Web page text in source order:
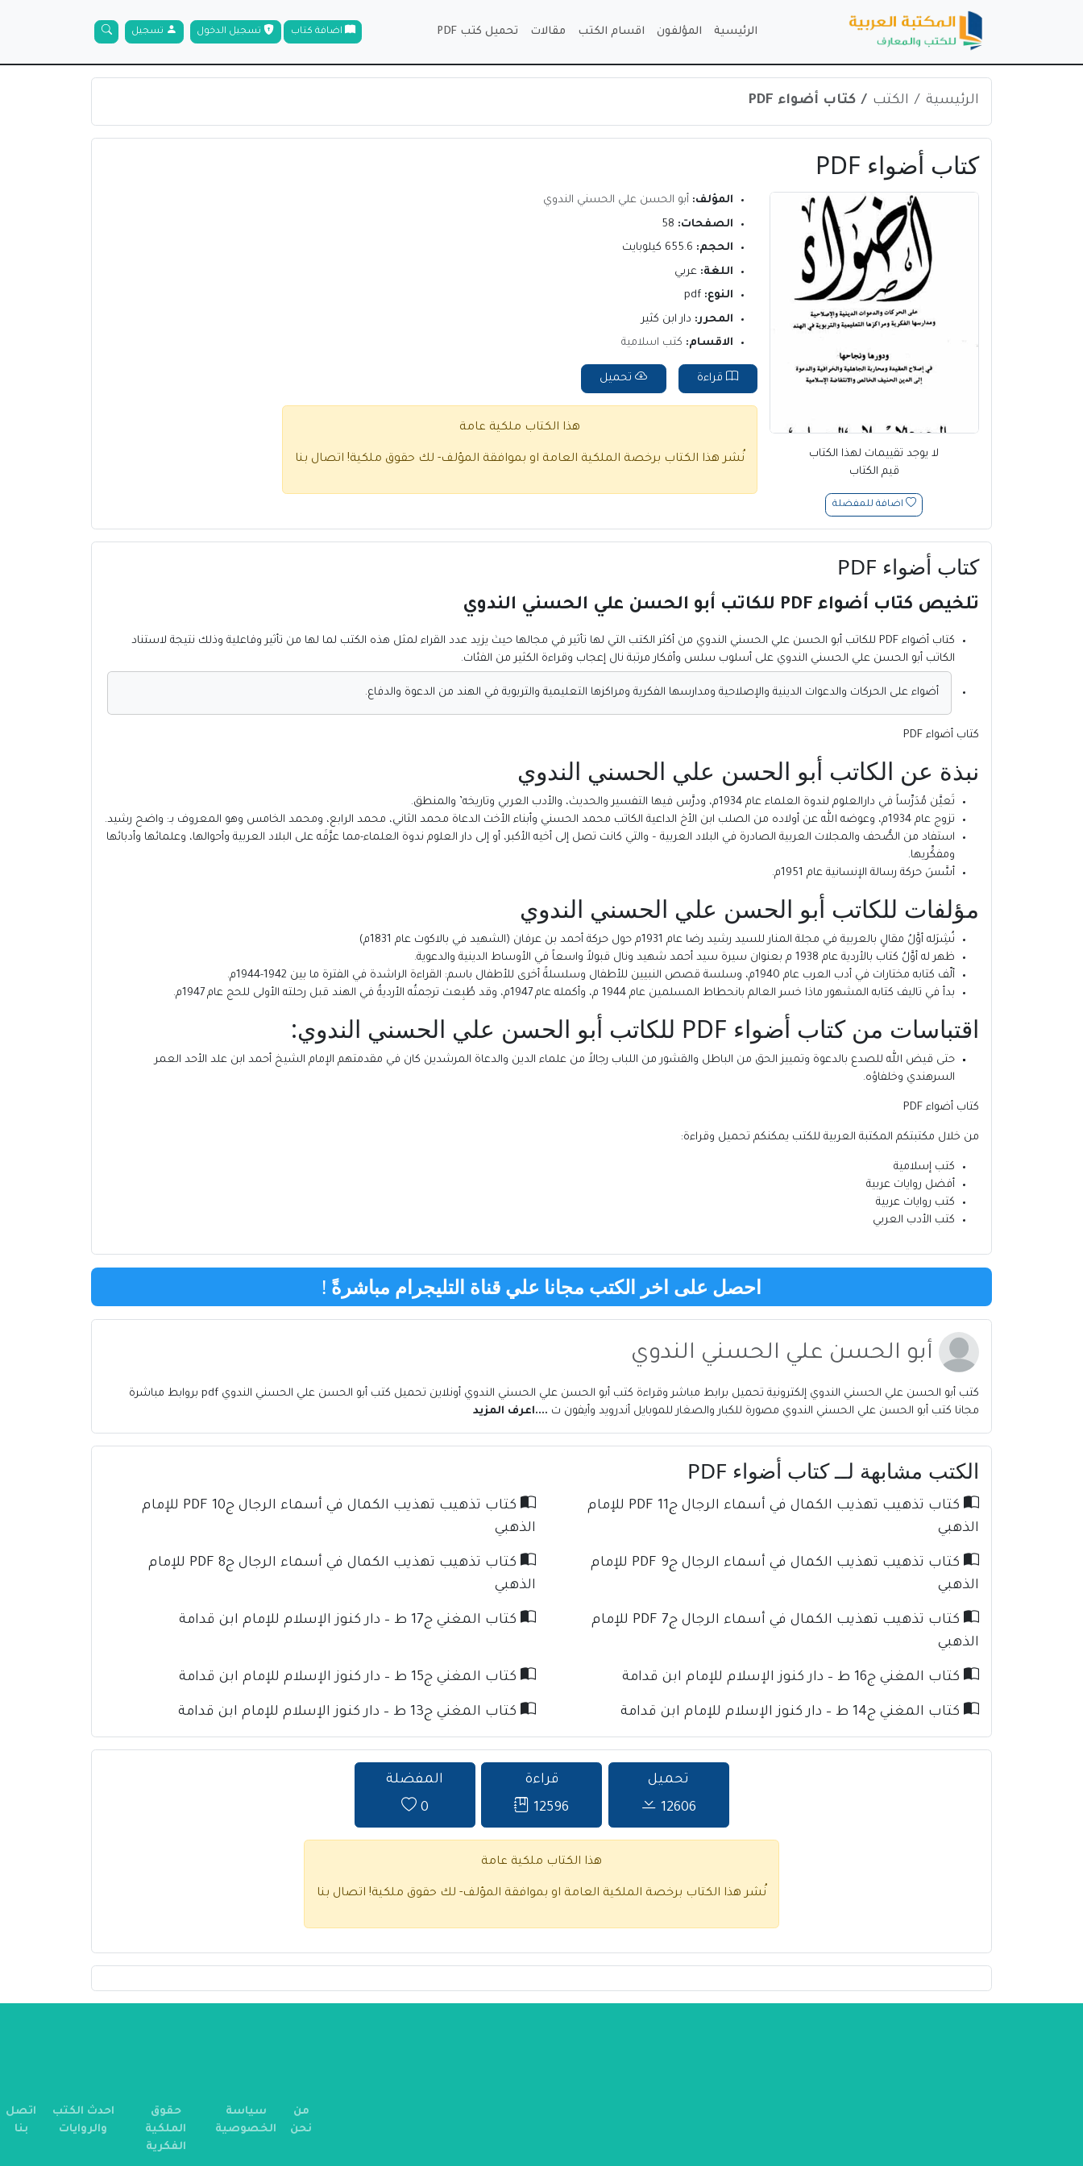
الرئيسية المؤلفون اقسام الكتب مقالات تحميل كتب PDF
الرئيسية الكتب كتاب أضواء PDF
كتاب أضواء PDF
لا يوجد تقييمات لهذا الكتاب
قيم الكتاب
اضافة للمفضلة
المؤلف: أبو الحسن علي الحسني الندوي
الصفحات:
الحجم:
اللغة: عربي
النوع: pdf
المحرر: دار ابن كثير
الاقسام: كتب اسلامية
قراءة تحميل
هذا الكتاب ملكية عامة
نُشر هذا الكتاب برخصة الملكية العامة او بموافقة المؤلف- لك حقوق ملكية! اتصال بنا
كتاب أضواء PDF
تلخيص كتاب أضواء PDF للكاتب أبو الحسن علي الحسني الندوي
كتاب أضواء PDF للكاتب أبو الحسن علي الحسني الندوي من أكثر الكتب التي لها تأثير في مجالها حيث يزيد عدد القراء لمثل هذه الكتب لما لها من تأثير وفاعلية وذلك نتيجة لاستناد
الكاتب أبو الحسن علي الحسني الندوي على أسلوب سلس وأفكار مرتبة نال إعجاب وقراءة الكثير من الفئات.
أضواء على الحركات والدعوات الدينية والإصلاحية ومدارسها الفكرية ومراكزها التعليمية والتربوية في الهند من الدعوة والدفاع.
كتاب أضواء PDF
نبذة عن الكاتب أبو الحسن علي الحسني الندوي
تَعيَّن مُدَرِّساً في دارالعلوم لندوة العلماء عام 1934م، ودرَّس فيها التفسير والحديث، والأدب العربي وتاريخه’ والمنطق.
تزوج عام 1934م، وعوضه الله عن أولاده من الصلب ابن الأخ الداعية الكاتب محمد الحسني وأبناء الأخت الدعاة محمد الثاني، محمد الرابع، ومحمد الخامس وهو المعروف بـ: واضح رشيد.
استفاد من الصُّحف والمجلات العربية الصادرة في البلاد العربية – والتي كانت تصل إلى أخيه الأكبر، أو إلى دار العلوم ندوة العلماء-مما عرَّفَه على البلاد العربية وأحوالها، وعلمائها وأدبائها
ومفكِّريها.
أسَّسَ حركة رسالة الإنسانية عام 1951م.
مؤلفات للكاتب أبو الحسن علي الحسني الندوي
نُشِرَله أوَّلُ مقالٍ بالعربية في مجلة المنار للسيد رشيد رضا عام 1931م حول حركة أحمد بن عرفان (الشهيد في بالاكوت عام 1831م)
ظهر له أوَّلُ كتاب بالأردية عام 1938 م بعنوان سيرة سيد أحمد شهيد ونال قبولاً واسعاً في الأوساط الدينية والدعوية.
ألّف كتابه مختارات في أدب العرب عام 1940م، وسلسة قصص النبيين للأطفال وسلسلةً أخرى للأطفال باسم: القراءة الراشدة في الفترة ما بين 1942-1944م.
بدأ في تاليف كتابه المشهور ماذا خسر العالم بانحطاط المسلمين عام 1944 م، وأكمله عام 1947م، وقد طُبِعت ترجمتُه الأرديةُ في الهند قبل رحلته الأولى للحج عام 1947م.
اقتباسات من كتاب أضواء PDF للكاتب أبو الحسن علي الحسني الندوي:
حتى قيض الله للصدع بالدعوة وتمييز الحق من الباطل والقشور من اللباب رجالاً من علماء الدين والدعاة المرشدين كان في مقدمتهم الإمام الشيخ أحمد ابن علد الأحد العمر
السرهندي وخلفاؤه.
كتاب أضواء PDF
من خلال مكتبتكم المكتبة العربية للكتب يمكنكم تحميل وقراءة:
كتب إسلامية
أفضل روايات عربية
كتب روايات عربية
كتب الأدب العربي
احصل على اخر الكتب مجانا علي قناة التليجرام مباشرةً !
أبو الحسن علي الحسني الندوي
كتب أبو الحسن علي الحسني الندوي إلكترونية تحميل برابط مباشر وقراءة كتب أبو الحسن علي الحسني الندوي أونلاين تحميل كتب أبو الحسن علي الحسني الندوي pdf بروابط مباشرة
مجانا كتب أبو الحسن علي الحسني الندوي مصورة للكبار والصغار للموبايل أندرويد وأيفون ت ....اعرف المزيد
الكتب مشابهة لــ كتاب أضواء PDF
كتاب تذهيب تهذيب الكمال في أسماء الرجال ج11 PDF للإمام
الذهبي
كتاب تذهيب تهذيب الكمال في أسماء الرجال ج10 PDF للإمام
الذهبي
كتاب تذهيب تهذيب الكمال في أسماء الرجال ج9 PDF للإمام
الذهبي
كتاب تذهيب تهذيب الكمال في أسماء الرجال ج8 PDF للإمام
الذهبي
كتاب تذهيب تهذيب الكمال في أسماء الرجال ج7 PDF للإمام
الذهبي
كتاب المغني ج17 ط – دار كنوز الإسلام للإمام ابن قدامة
كتاب المغني ج16 ط – دار كنوز الإسلام للإمام ابن قدامة كتاب المغني ج15 ط – دار كنوز الإسلام للإمام ابن قدامة
كتاب المغني ج14 ط – دار كنوز الإسلام للإمام ابن قدامة كتاب المغني ج13 ط – دار كنوز الإسلام للإمام ابن قدامة
تحميل
12606
قراءة
12596
المفضلة
0
هذا الكتاب ملكية عامة
نُشر هذا الكتاب برخصة الملكية العامة او بموافقة المؤلف- لك حقوق ملكية! اتصال بنا
من
نحن
سياسة
الخصوصية
حقوق
الملكية
الفكرية
احدث الكتب
والروايات
اتصل
بنا